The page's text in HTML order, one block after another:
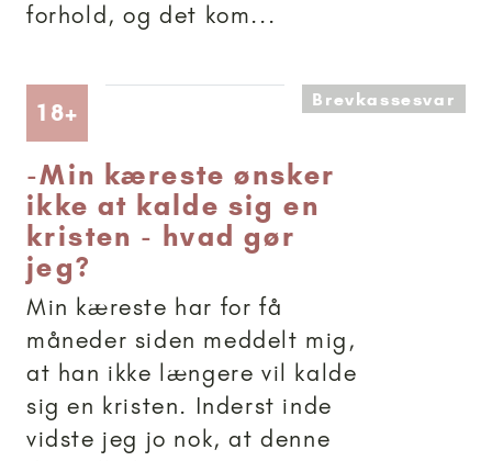
forhold, og det kom...
18+ Artikler anbefalet til 18+Brevkassesvar
-Min kæreste ønsker
ikke at kalde sig en
kristen - hvad gør
jeg?
Min kæreste har for få
måneder siden meddelt mig,
at han ikke længere vil kalde
sig en kristen. Inderst inde
vidste jeg jo nok, at denne